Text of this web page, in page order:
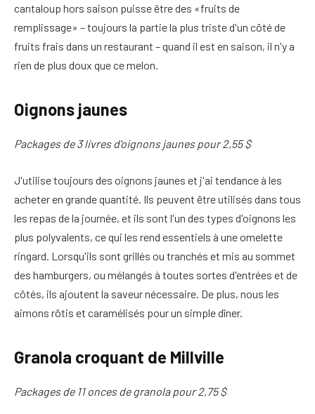
cantaloup hors saison puisse être des «fruits de
remplissage» – toujours la partie la plus triste d'un côté de
fruits frais dans un restaurant – quand il est en saison, il n'y a
rien de plus doux que ce melon.
Oignons jaunes
Packages de 3 livres d'oignons jaunes pour 2,55 $
J'utilise toujours des oignons jaunes et j'ai tendance à les
acheter en grande quantité. Ils peuvent être utilisés dans tous
les repas de la journée, et ils sont l'un des types d'oignons les
plus polyvalents, ce qui les rend essentiels à une omelette
ringard. Lorsqu'ils sont grillés ou tranchés et mis au sommet
des hamburgers, ou mélangés à toutes sortes d'entrées et de
côtés, ils ajoutent la saveur nécessaire. De plus, nous les
aimons rôtis et caramélisés pour un simple dîner.
Granola croquant de Millville
Packages de 11 onces de granola pour 2,75 $